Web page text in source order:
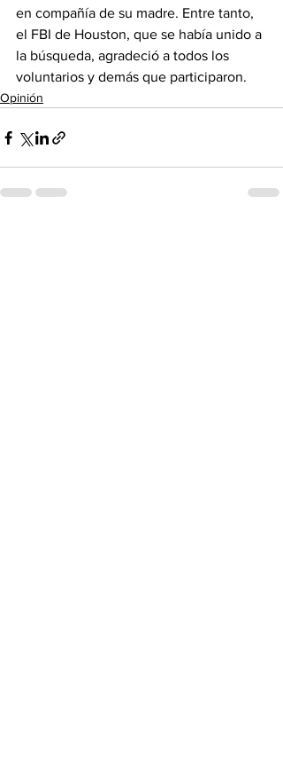
en compañía de su madre. Entre tanto,
el FBI de Houston, que se había unido a
la búsqueda, agradeció a todos los
voluntarios y demás que participaron.
Opinión